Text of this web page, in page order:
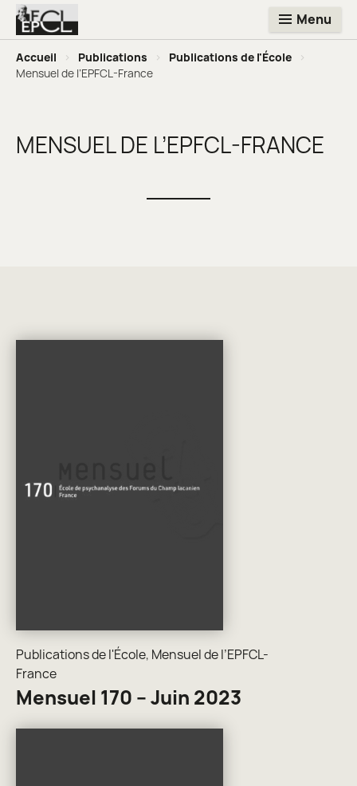
Menu
Accueil > Publications > Publications de l'École
>
Mensuel de l’EPFCL-France
MENSUEL DE L’EPFCL-FRANCE
Publications de l'École, Mensuel de l’EPFCL-
France
Mensuel 170 – Juin 2023